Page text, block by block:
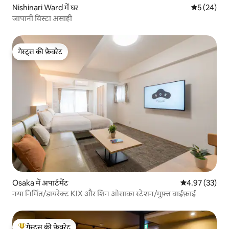
Nishinari Ward में घर औसत रेटिंग
5 (24)
जापानी विस्टा असाही
गेस्ट्स की फ़ेवरेट
गेस्ट्स की फ़ेवरेट
Osaka में अपार्टमेंट औसत रेटिंग 5 में
4.97 (33)
नया निर्मित/डायरेक्ट KIX और शिन ओसाका स्टेशन/मुफ़्त वाईफ़ाई
गेस्ट्स की फ़ेवरेट